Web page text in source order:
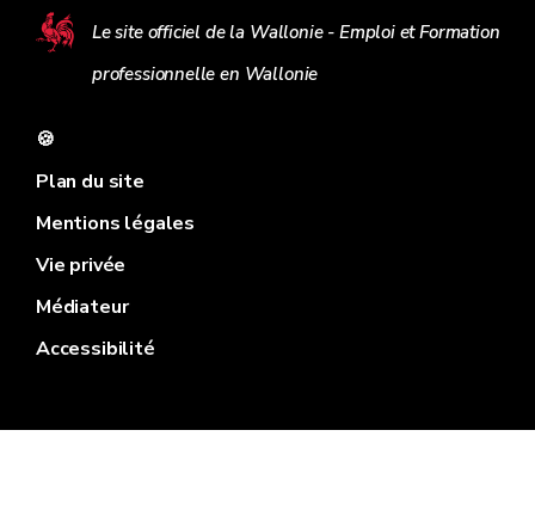
Le site officiel de la Wallonie - Emploi et Formation
professionnelle en Wallonie
🍪
Plan du site
Mentions légales
Vie privée
Médiateur
Accessibilité